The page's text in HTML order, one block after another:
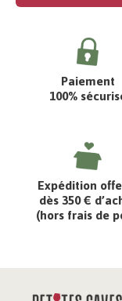
Paiement
100%
Expédition
dès 350 €
(hors frais de